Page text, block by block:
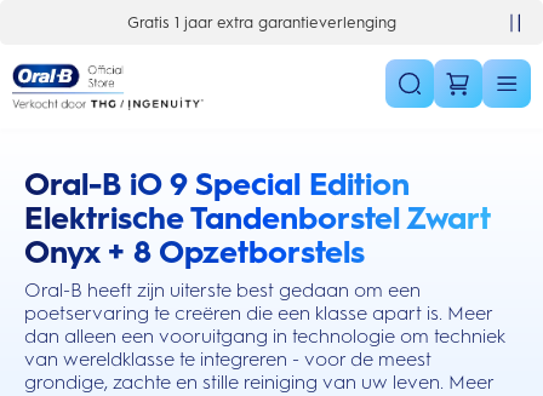
Gratis 1 jaar extra garantieverlenging
Oral-B iO 9 Special Edition
Elektrische Tandenborstel Zwart
Onyx + 8 Opzetborstels
Oral-B heeft zijn uiterste best gedaan om een
poetservaring te creëren die een klasse apart is. Meer
dan alleen een vooruitgang in technologie om techniek
van wereldklasse te integreren - voor de meest
grondige, zachte en stille reiniging van uw leven. Meer
this action will scroll you to the reviews section